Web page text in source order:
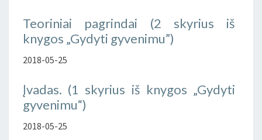
Teoriniai pagrindai (2 skyrius iš
knygos „Gydyti gyvenimu”)
2018-05-25
Įvadas. (1 skyrius iš knygos „Gydyti
gyvenimu“)
2018-05-25